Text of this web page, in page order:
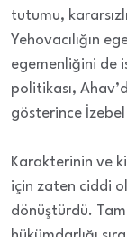
tutumu,
Yehovacılığın
egemenliğini de
politikası,
gösterince İzebel
Karakterinin ve
için zaten ciddi
dönüştürdü. Tam